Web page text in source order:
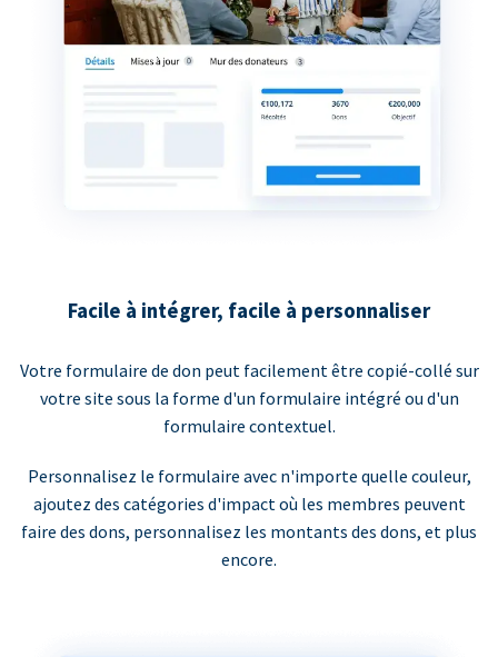
Facile à intégrer, facile à personnaliser
Votre formulaire de don peut facilement être copié-collé sur
votre site sous la forme d'un formulaire intégré ou d'un
formulaire contextuel.
Personnalisez le formulaire avec n'importe quelle couleur,
ajoutez des catégories d'impact où les membres peuvent
faire des dons, personnalisez les montants des dons, et plus
encore.